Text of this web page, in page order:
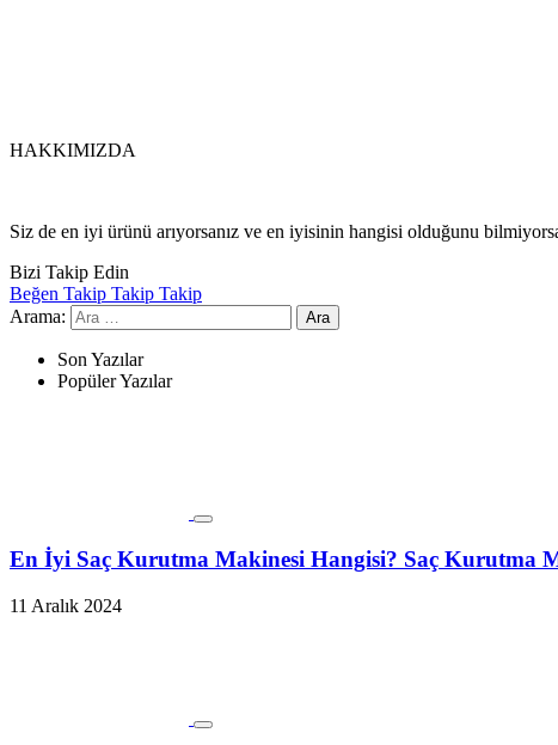
HAKKIMIZDA
Siz de en iyi ürünü arıyorsanız ve en iyisinin hangisi olduğunu
Bizi Takip Edin
Beğen Takip Takip Takip
Arama:
Son Yazılar
Popüler Yazılar
En İyi Saç Kurutma Makinesi Hangisi? Saç Kurutma
11 Aralık 2024